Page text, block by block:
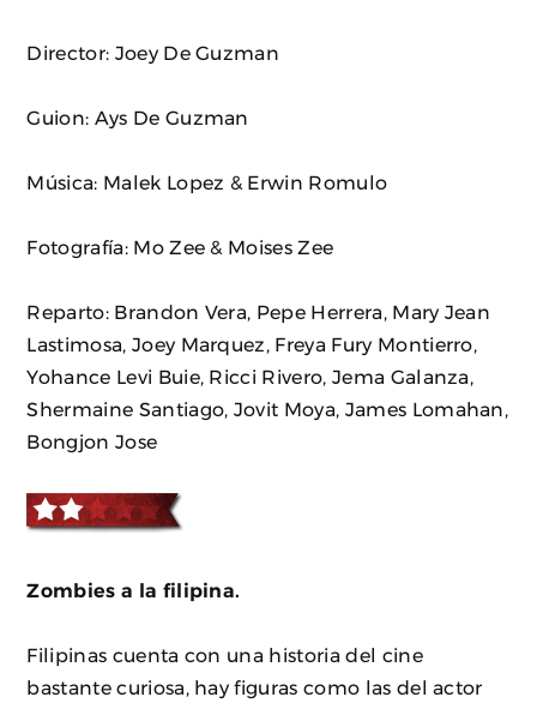
Director: Joey De Guzman
Guion: Ays De Guzman
Música: Malek Lopez & Erwin Romulo
Fotografía: Mo Zee & Moises Zee
Reparto: Brandon Vera, Pepe Herrera, Mary Jean
Lastimosa, Joey Marquez, Freya Fury Montierro,
Yohance Levi Buie, Ricci Rivero, Jema Galanza,
Shermaine Santiago, Jovit Moya, James Lomahan,
Bongjon Jose
Zombies a la filipina.
Filipinas cuenta con una historia del cine
bastante curiosa, hay figuras como las del actor